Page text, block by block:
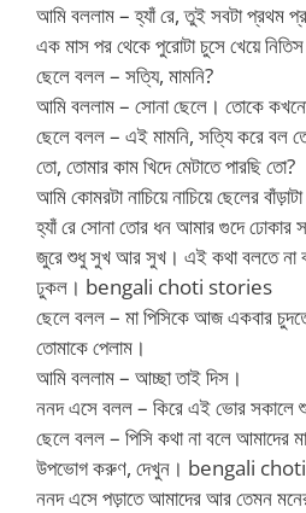
আমি বললাম – হ্যাঁ রে, তুই সবটা প্রথম
এক মাস পর থেকে পুরোটা চুসে খেয়ে
ছেলে বলল – সত্যি, মামনি?
আমি বললাম – সোনা ছেলে। তোকে কখনো
ছেলে বলল – এই মামনি, সত্যি করে বল
তো, তোমার কাম খিদে মেটাতে পারছি তো?
আমি কোমরটা নাচিয়ে নাচিয়ে ছেলের
হ্যাঁ রে সোনা তোর ধন আমার গুদে ঢোকার
জুরে শুধু সুখ আর সুখ। এই কথা বলতে না
ঢুকল। bengali choti stories
ছেলে বলল – মা পিসিকে আজ একবার
তোমাকে পেলাম।
আমি বললাম – আচ্ছা তাই দিস।
ননদ এসে বলল – কিরে এই ভোর সকালে
ছেলে বলল – পিসি কথা না বলে আমাদের
উপভোগ করুণ, দেখুন। bengali
ননদ এসে পড়াতে আমাদের আর তেমন